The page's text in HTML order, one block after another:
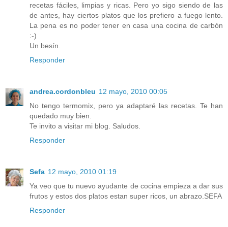
recetas fáciles, limpias y ricas. Pero yo sigo siendo de las
de antes, hay ciertos platos que los prefiero a fuego lento.
La pena es no poder tener en casa una cocina de carbón
:-)
Un besín.
Responder
andrea.cordonbleu 12 mayo, 2010 00:05
No tengo termomix, pero ya adaptaré las recetas. Te han
quedado muy bien.
Te invito a visitar mi blog. Saludos.
Responder
Sefa 12 mayo, 2010 01:19
Ya veo que tu nuevo ayudante de cocina empieza a dar sus
frutos y estos dos platos estan super ricos, un abrazo.SEFA
Responder